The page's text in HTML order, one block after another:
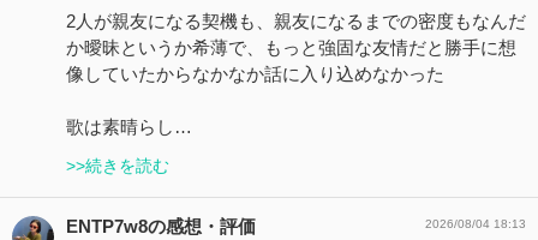
2人が親友になる契機も、親友になるまでの密度もなんだ
か曖昧というか希薄で、もっと強固な友情だと勝手に想
像していたからなかなか話に入り込めなかった
歌は素晴らし…
>>続きを読む
ENTP7w8の感想・評価 2026/08/04 18:13